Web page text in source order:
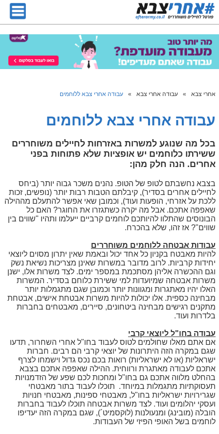
אחרי צבא » עבודה אחרי צבא » עבודה אחרי צבא ללוחמים
עבודה אחרי צבא ללוחמים
בכל מה שנוגע למשרות באזרחות לחיילים משוחררים
ששירתו כלוחמים יש אופציות שלא פתוחות בפני
אחרים. הנה חלק מהן:
בצבא נחשבתם לטופ של הטופ. נהנים משכר גבוה יותר (ביחס
לחיילים אחרים בסדיר), קיבלתם הטבות רבות יותר (נופשים, זכות
ללכת על אזרחי, הופעות ועוד), וכמובן שאי אפשר להתעלם מההילה
שאפפה אתכם. אבל מה יקרה כשתגזרו את החוגר? האם כל
הבונוסים שהתלוו להיותכם לוחמים קרביים ייעלמו ותהיו "שווים בין
שווים"? אז זהו, שלא בהכרח.
עבודות אבטחה ללוחמים משוחררים
להיות מאבטח בקניון כל אחד יכול ובאמת שאין יתרון מסוים ליוצאי
יחידות קרביות. לרוב מדובר במשרות שאינן מצריכות נשיאת נשק
וגם ההכשרה אליהן מסתכמת במספר ימים. לצד משרות אלו, ישנן
משרות אבטחה שמיועדות למי ששירת כלוחם בסדיר. המשרות
האלו יהיו מאתגרות ומגוונות יותר וכמובן שגם מתגמלות יותר
מבחינה כספית. אלו יכולות להיות משרות אבטחת אישים, אבטחת
מתקנים רגישים מבחינה ביטחונים, סיירים, מאבטחים בחברות
בלדרות ועוד.
עבודה בחו"ל ליוצאי קרבי
אם אתם מאלו שחולמים לטוס לעבוד בחו"ל אחרי השחרור, תדעו
שגם במקרה הזה היתרונות של יוצאי קרבי הם רבים. חברות
ישראליות (או לא ישראליות) רואות בכם נכס גדול וישמחו לצרף
אתכם לעבודה מאתגרת ורווחית. ההילה שאפפה אתכם בצבא
בהחלט מלווה אתכם גם בחו"ל ומחכות לכם שפע של הזדמנויות
תעסוקתיות מתגמלות במיוחד. תוכלו לעבוד בתור מאבטחי
שגרירויות ישראליות בחו"ל, מאבטחי ספינות, מאבטחי חנויות
ועסקי יהלומים ועוד. לצד משרות אבטחה תוכלו לעבוד בחברות
הובלה (מובינג) ומנעולנות (לוקסמיט´), שגם במקרה הזה יעדיפו
לוחמים בשל האופי הפיזי של העבודות.